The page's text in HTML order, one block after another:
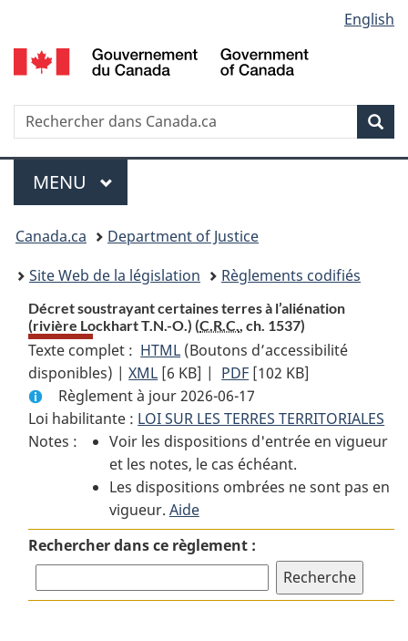
au
contenu
propos
de
la
HTML
simplifiée
selection
English
Recherche
Menu
MENU PRINCIPAL
You
are
here:
Canada.ca
Department of Justice
Site Web de la législation
Règlements codifiés
Décret soustrayant certaines terres à l’aliénation
(rivière Lockhart T.N.-O.) (C.R.C., ch. 1537)
Texte complet : HTML Texte
complet
:
Décret
soustrayant
certaines
terres
à
l’aliénation
(rivière
T.N.-
(Boutons d’accessibilité
disponibles) |XML Texte
complet
:
Décret
soustrayant
certaines
terres
à
l’aliénation
Lockhart
[6 KB] | PDF Texte
complet
:
Décret
soustrayant
certaines
à
l’aliénation
(rivière
Lockhart
[102 KB]
Règlement à jour 2026-06-17
Loi habilitante : LOI SUR LES TERRES TERRITORIALES
Notes :
Voir les dispositions d'entrée en vigueur
et les notes, le cas échéant.
Les dispositions ombrées ne sont pas en
vigueur. Aide
Rechercher dans ce règlement :